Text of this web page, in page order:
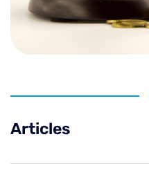
Articles